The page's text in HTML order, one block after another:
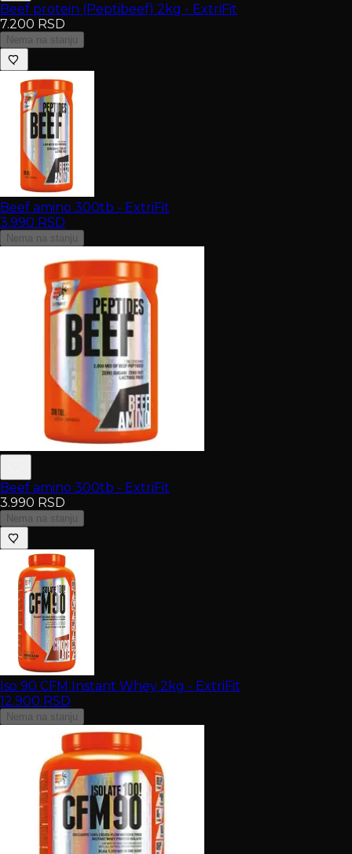
Beef protein (Peptibeef) 2kg - ExtriFit
7.200 RSD
Nema na stanju
Beef amino 300tb - ExtriFit
3.990 RSD
Nema na stanju
Beef amino 300tb - ExtriFit
3.990 RSD
Nema na stanju
Iso 90 CFM Instant Whey 2kg - ExtriFit
12.900 RSD
Nema na stanju